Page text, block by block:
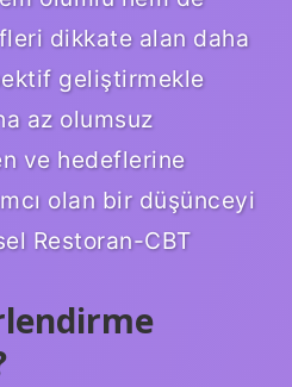
dikkate alan daha
geliştirmekle
az olumsuz
ve hedeflerine
olan bir düşünceyi
Restoran-CBT